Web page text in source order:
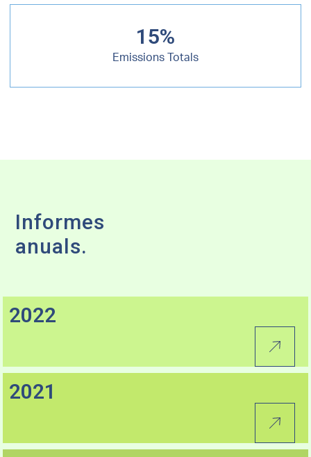
15%
Emissions Totals
Informes
anuals.
2022
2021